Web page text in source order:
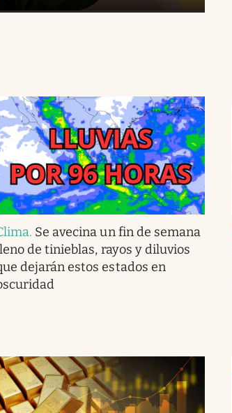
. Se avecina un fin de semana
de tinieblas, rayos y diluvios
dejarán estos estados en